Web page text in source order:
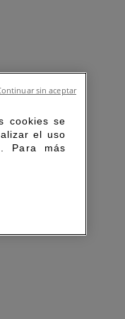
cookies se
el uso
Para más
sin aceptar